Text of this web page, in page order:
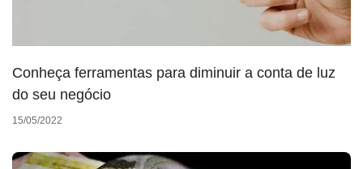
Conheça ferramentas para diminuir a conta de luz
do seu negócio
15/05/2022